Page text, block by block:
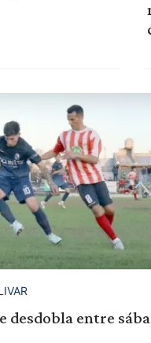
desdobla entre